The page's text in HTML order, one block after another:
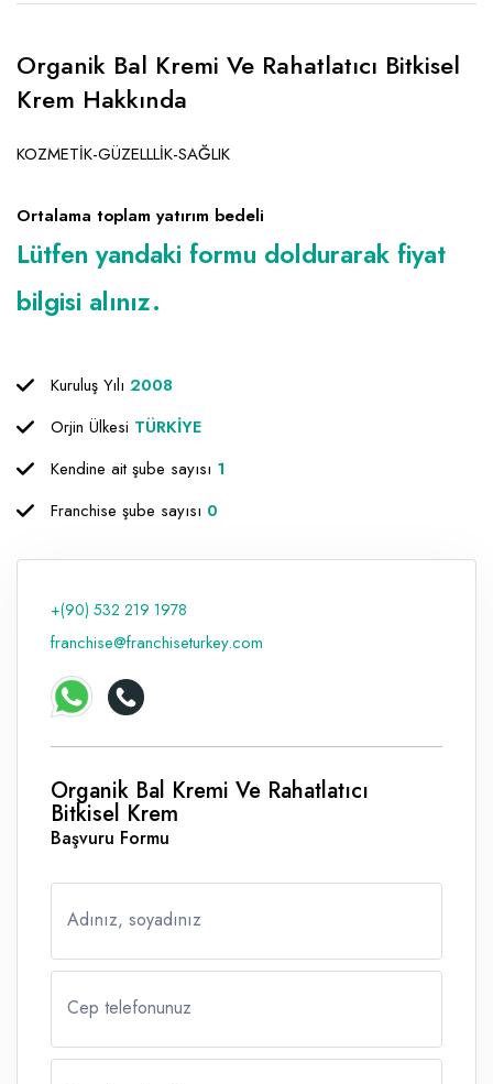
Sağlık Güzellik
Mobilya ve Ev Tekstili
Yapı Malzemesi - Hırdavat
Gıda ve Sarf Malzemeleri
Hukuk - Marka - Patent ve Tercüme
Isıtma - Soğutma ve Havalandırma
Lojistik - Kargo ve Kurye
Matbaa - Fotoğraf
Mobilya Dekorasyon
Proje - İnşaat ve Tesisat
Raf ve Depo Sistemleri
Seyahat - Rent A Car
Organik Bal Kremi Ve Rahatlatıcı Bitkisel
Krem Hakkında
KOZMETİK-GÜZELLLİK-SAĞLIK
Ortalama toplam yatırım bedeli
Lütfen yandaki formu doldurarak fiyat
bilgisi alınız.
Kuruluş Yılı 2008
Orjin Ülkesi TÜRKİYE
Kendine ait şube sayısı 1
Franchise şube sayısı 0
+(90) 532 219 1978
franchise@franchiseturkey.com
Organik Bal Kremi Ve Rahatlatıcı
Bitkisel Krem
Başvuru Formu
Adınız, soyadınız
Cep telefonunuz